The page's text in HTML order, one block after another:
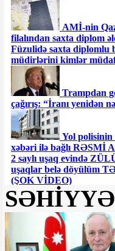
AMİ-nin
filalından saxta diplom
Füzulidə saxta diplomlu
müdirlərini kimlər
Trampdan
çağırış: “İranı yenidən
Yol polisinin
xəbəri ilə bağlı RƏSMİ
2 saylı uşaq evində
uşaqlar belə döyülüm
(ŞOK VİDEO)
Ceyhun
TƏYİNAT
SƏHİYYƏ